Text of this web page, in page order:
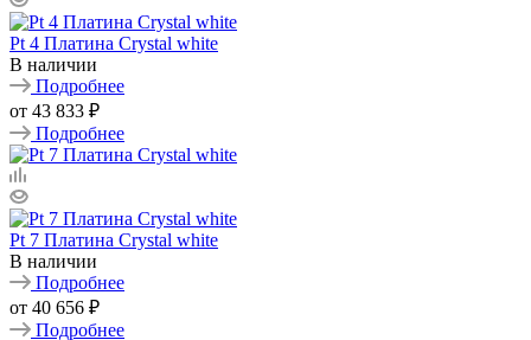
Pt 4 Платина Crystal white
В наличии
Подробнее
от 43 833 ₽
Подробнее
Pt 7 Платина Crystal white
В наличии
Подробнее
от 40 656 ₽
Подробнее